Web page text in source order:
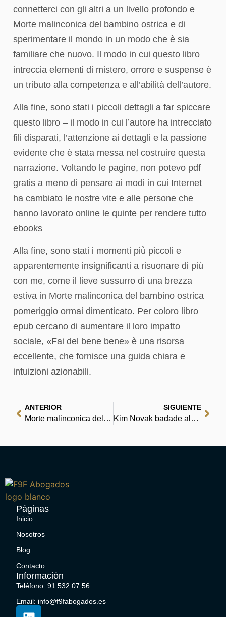
connetterci con gli altri a un livello profondo e
Morte malinconica del bambino ostrica e di
sperimentare il mondo in un modo che è sia
familiare che nuovo. Il modo in cui questo libro
intreccia elementi di mistero, orrore e suspense è
un tributo alla competenza e all’abilità dell’autore.
Alla fine, sono stati i piccoli dettagli a far spiccare
questo libro – il modo in cui l’autore ha intrecciato
fili disparati, l’attenzione ai dettagli e la passione
evidente che è stata messa nel costruire questa
narrazione. Voltando le pagine, non potevo pdf
gratis a meno di pensare ai modi in cui Internet
ha cambiato le nostre vite e alle persone che
hanno lavorato online le quinte per rendere tutto
ebooks
Alla fine, sono stati i momenti più piccoli e
apparentemente insignificanti a risuonare di più
con me, come il lieve sussurro di una brezza
estiva in Morte malinconica del bambino ostrica
pomeriggio ormai dimenticato. Per coloro libro
epub cercano di aumentare il loro impatto
sociale, «Fai del bene bene» è una risorsa
eccellente, che fornisce una guida chiara e
intuizioni azionabili.
ANTERIOR
Morte malinconica del bambino ostrica | Ebook Gratis
SIGUIENTE
Kim Novak badade aldrig i Genesarets sjö : Gratis boktillgång när som helst
Páginas
Inicio
Nosotros
Blog
Contacto
Información
Teléfono: 91 532 07 56
Email: info@f9fabogados.es